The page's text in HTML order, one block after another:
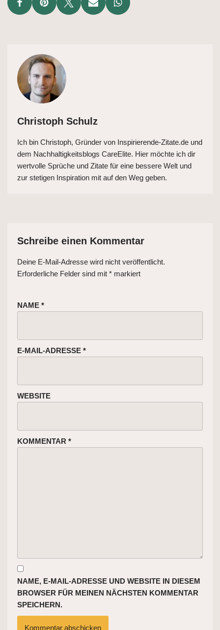
Christoph Schulz
Ich bin Christoph, Gründer von Inspirierende-Zitate.de und
dem Nachhaltigkeitsblogs CareElite. Hier möchte ich dir
wertvolle Sprüche und Zitate für eine bessere Welt und
zur stetigen Inspiration mit auf den Weg geben.
Schreibe einen Kommentar
Deine E-Mail-Adresse wird nicht veröffentlicht.
Erforderliche Felder sind mit * markiert
NAME *
E-MAIL-ADRESSE *
WEBSITE
KOMMENTAR *
NAME, E-MAIL-ADRESSE UND WEBSITE IN DIESEM
BROWSER FÜR MEINEN NÄCHSTEN KOMMENTAR
SPEICHERN.